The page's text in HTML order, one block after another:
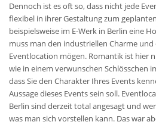
Dennoch ist es oft so, dass nicht jede
flexibel in ihrer Gestaltung zum
beispielsweise im E-Werk in Berlin eine
muss man den industriellen Charme
Eventlocation mögen. Romantik ist hier
wie in einem verwunschen Schlösschen
dass Sie den Charakter Ihres Events
Aussage dieses Events sein soll.
Berlin sind derzeit total angesagt und
was man sich vorstellen kann. Das war